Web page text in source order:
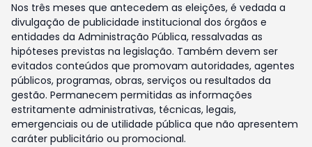
Nos três meses que antecedem as eleições, é vedada a
divulgação de publicidade institucional dos órgãos e
entidades da Administração Pública, ressalvadas as
hipóteses previstas na legislação. Também devem ser
evitados conteúdos que promovam autoridades, agentes
públicos, programas, obras, serviços ou resultados da
gestão. Permanecem permitidas as informações
estritamente administrativas, técnicas, legais,
emergenciais ou de utilidade pública que não apresentem
caráter publicitário ou promocional.